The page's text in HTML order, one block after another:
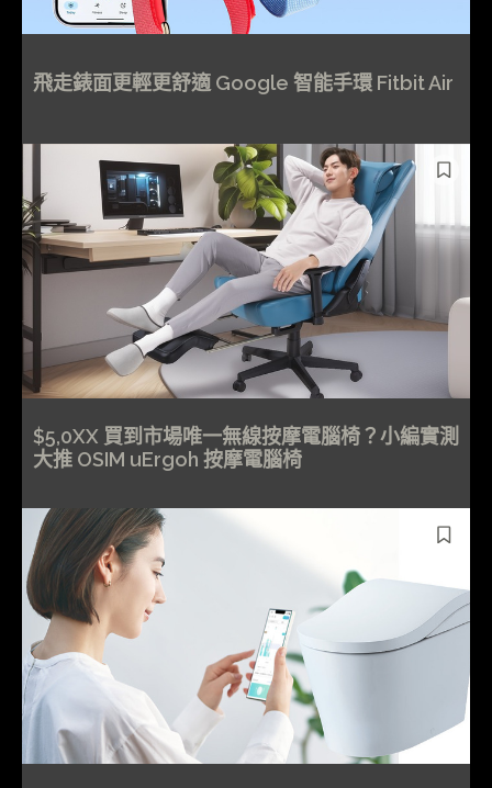
飛走錶面更輕更舒適 Google 智能手環 Fitbit Air
$5,0XX 買到市場唯一無線按摩電腦椅？小編實測
大推 OSIM uErgoh 按摩電腦椅